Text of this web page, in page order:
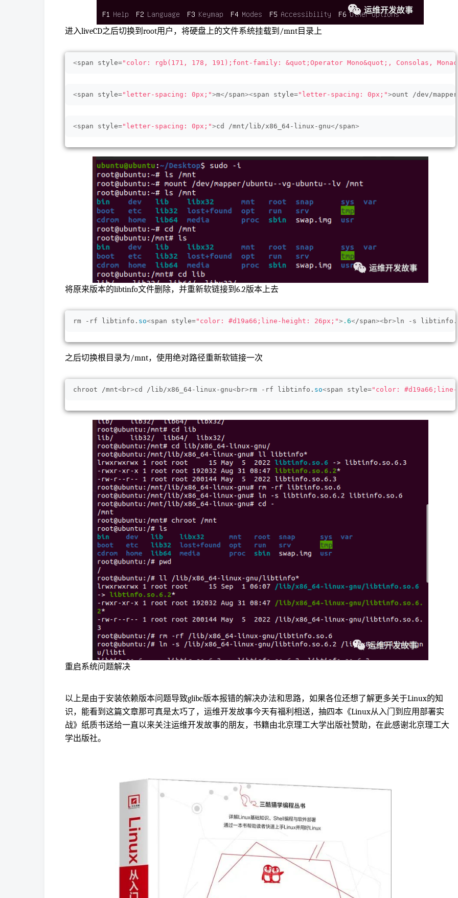
进入liveCD之后切换到root用户，将硬盘上的文件系统挂载到/mnt目录上
<span style="color: rgb(171, 178, 191);font-family: &quot;Operator Mono&quot;, Consolas,
<span style="letter-spacing: 0px;">m</span><span style="letter-spacing: 0px;">ount /dev/
<span style="letter-spacing: 0px;">cd /mnt/lib/x86_64-linux-gnu</span>
将原来版本的libtinfo文件删除，并重新软链接到6.2版本上去
rm -rf libtinfo. so<span style="color: #d19a66;line-height: 26px;"> .6</span><br>ln -s libtinfo.
之后切换根目录为/mnt，使用绝对路径重新软链接一次
chroot /mnt<br>cd /lib/x86_64-linux-gnu<br> rm -rf libtinfo. so<span style="color:
重启系统问题解决
以上是由于安装依赖版本问题导致glibc版本报错的解决办法和思路，如果各位还想了解更多关于Linux的知
识，能看到这篇文章那可真是太巧了，运维开发故事今天有福利相送，抽四本《Linux从入门到应用部署实
战》纸质书送给一直以来关注运维开发故事的朋友，书籍由北京理工大学出版社赞助，在此感谢北京理工大
学出版社。